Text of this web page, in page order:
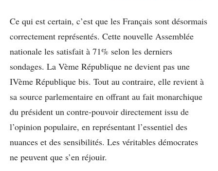
Ce qui est certain, c’est que les Français sont désormais
correctement représentés. Cette nouvelle Assemblée
nationale les satisfait à 71% selon les derniers
sondages. La Vème République ne devient pas une
IVème République bis. Tout au contraire, elle revient à
sa source parlementaire en offrant au fait monarchique
du président un contre-pouvoir directement issu de
l’opinion populaire, en représentant l’essentiel des
nuances et des sensibilités. Les véritables démocrates
ne peuvent que s’en réjouir.